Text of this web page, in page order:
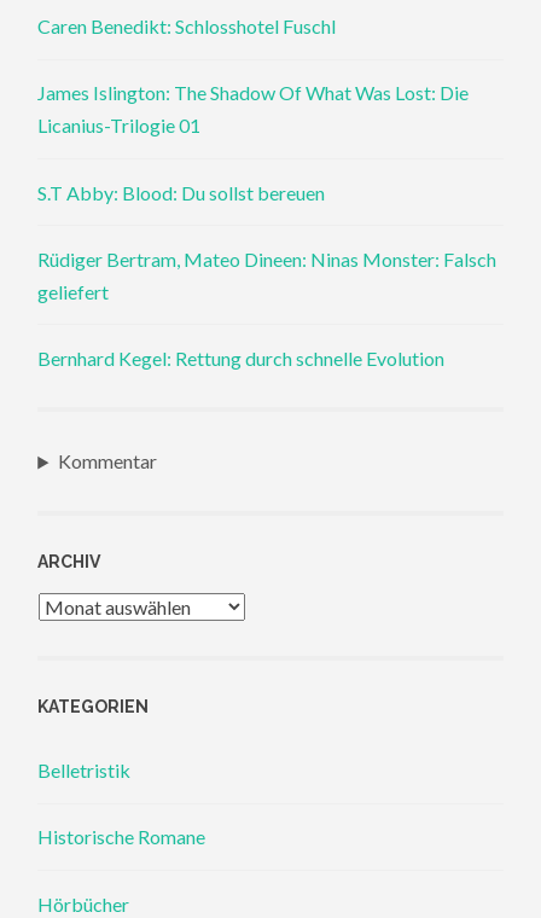
Caren Benedikt: Schlosshotel Fuschl
James Islington: The Shadow Of What Was Lost: Die
Licanius-Trilogie 01
S.T Abby: Blood: Du sollst bereuen
Rüdiger Bertram, Mateo Dineen: Ninas Monster: Falsch
geliefert
Bernhard Kegel: Rettung durch schnelle Evolution
Kommentar
ARCHIV
Archiv
KATEGORIEN
Belletristik
Historische Romane
Hörbücher